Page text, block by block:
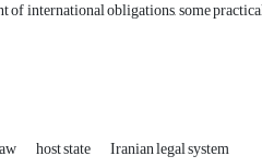
of international obligations, some
host state Iranian legal system